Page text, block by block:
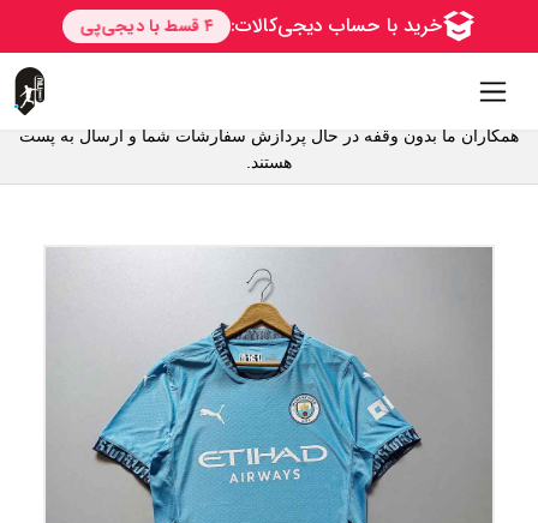
همکاران ما بدون وقفه در حال پردازش سفارشات شما و ارسال به پست
هستند.